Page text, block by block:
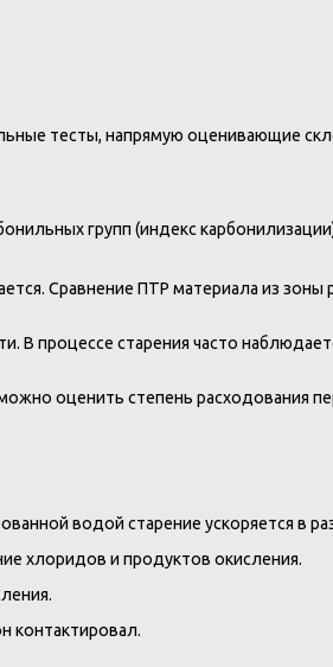
тесты, напрямую оценивающие
групп (индекс
Сравнение ПТР материала из
В процессе старения часто
оценить степень расходования
водой старение ускоряется в
хлоридов и продуктов окисления.
контактировал.